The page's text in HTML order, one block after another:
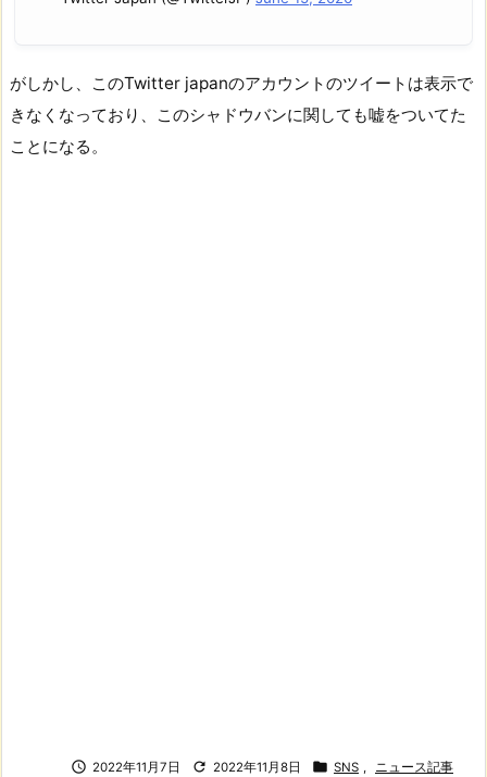
がしかし、このTwitter japanのアカウントのツイートは表示で
きなくなっており、このシャドウバンに関しても嘘をついてた
ことになる。
 2022年11月7日  2022年11月8日  SNS , ニュース記事